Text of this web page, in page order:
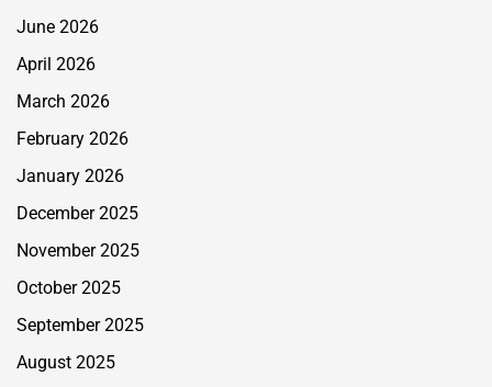
June 2026
April 2026
March 2026
February 2026
January 2026
December 2025
November 2025
October 2025
September 2025
August 2025